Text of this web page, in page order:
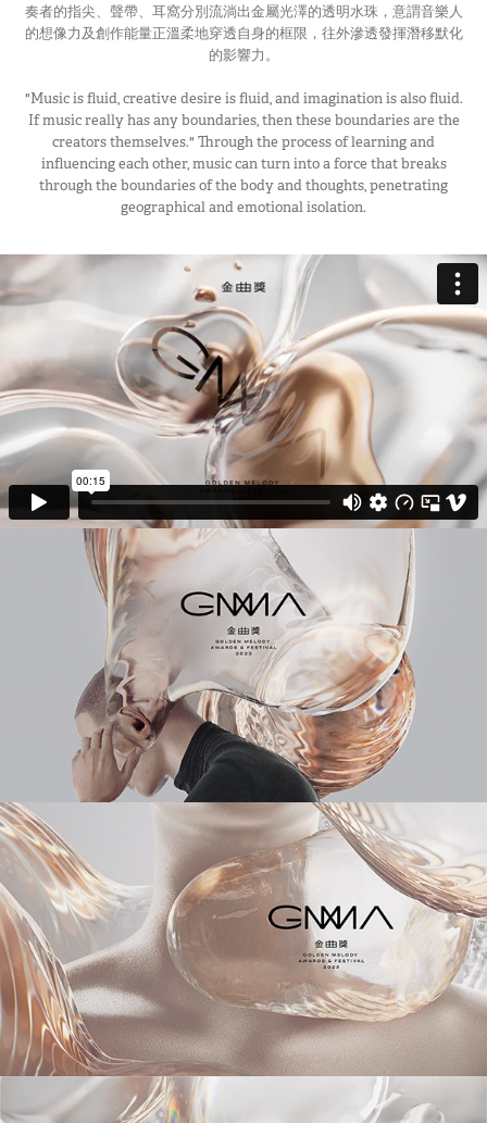
奏者的指尖、聲帶、耳窩分別流淌出金屬光澤的透明水珠，意謂音樂人
的想像力及創作能量正溫柔地穿透自身的框限，往外滲透發揮潛移默化
的影響力。
"Music is fluid, creative desire is fluid, and imagination is also fluid.
If music really has any boundaries, then these boundaries are the
creators themselves." Through the process of learning and
influencing each other, music can turn into a force that breaks
through the boundaries of the body and thoughts, penetrating
geographical and emotional isolation.